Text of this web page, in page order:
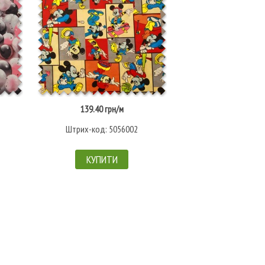
139.40 грн/м
Штрих-код: 5056002
КУПИТИ